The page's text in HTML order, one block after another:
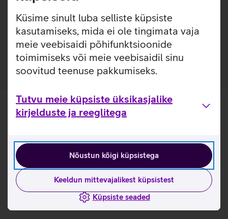
Küsime sinult luba selliste küpsiste
kasutamiseks, mida ei ole tingimata vaja
meie veebisaidi põhifunktsioonide
toimimiseks või meie veebisaidil sinu
soovitud teenuse pakkumiseks.
Tutvu meie küpsiste üksikasjalike
kirjelduste ja reeglitega
Nõustun kõigi küpsistega
Keeldun mittevajalikest küpsistest
Küpsiste seaded
saaksid näidata oma telefoni ilusat originaalvärvi.
Valmistatud ringlussevõetud plastikust.
Rõngast ei ole võimalik ümbrise küljest eemaldada.